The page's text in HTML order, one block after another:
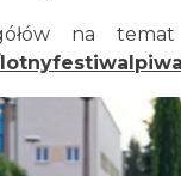
na